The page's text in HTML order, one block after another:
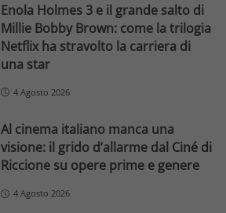
Enola Holmes 3 e il grande salto di
Millie Bobby Brown: come la trilogia
Netflix ha stravolto la carriera di
una star
4 Agosto 2026
Al cinema italiano manca una
visione: il grido d’allarme dal Ciné di
Riccione su opere prime e genere
4 Agosto 2026